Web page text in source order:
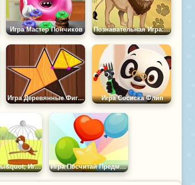
Игра Мастер Пончиков Познавательная Игра: Чьи Следы
Игра Деревянные Фигуры Игра Сосиска Флип
&quot;Птицы&quot; Игра 1 Игра Посчитай Предметы